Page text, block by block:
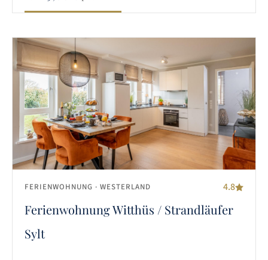
FERIENWOHNUNG · WESTERLAND 4.8
Ferienwohnung Witthüs / Strandläufer
Sylt